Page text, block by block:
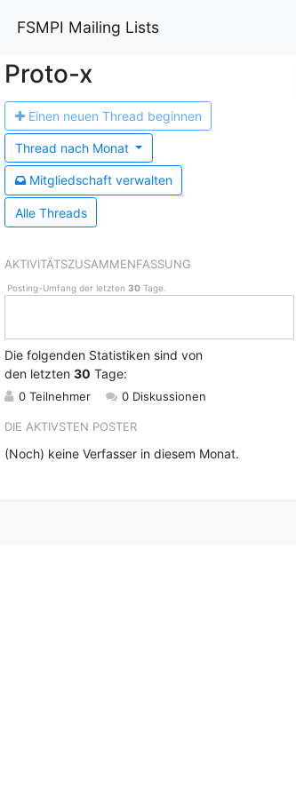
FSMPI Mailing Lists
Proto-x
Einen neuen Thread beginnen
Thread nachMonat
Mitgliedschaftverwalten
Alle Threads
AKTIVITÄTSZUSAMMENFASSUNG
Posting-Umfang der letzten 30Tage.
Die folgenden Statistiken sind von
den letzten 30 Tage:
0 Teilnehmer 0 Diskussionen
DIE AKTIVSTEN POSTER
(Noch) keine Verfasser in diesem Monat.